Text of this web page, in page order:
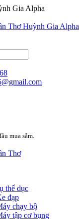
Gia Alpha
Huỳnh Gia Alpha
mua sắm.
thể dục
đạp
chạy bộ
tập cơ bụng